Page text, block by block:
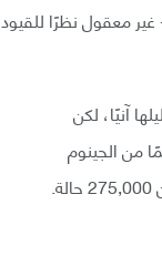
معقول نظرًا للقيود
آنيًا، لكن
من الجينوم